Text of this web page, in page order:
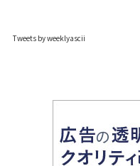
Tweets by weeklyascii